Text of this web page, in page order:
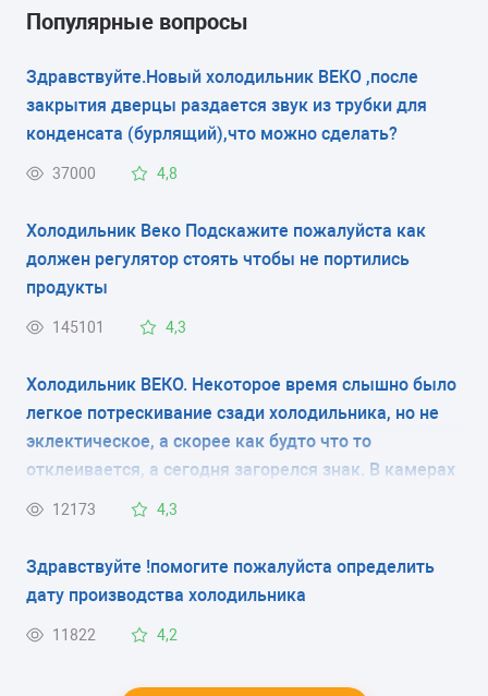
холодильник с морозильником
ТИП УПРАВЛЕНИЯ
электромеханическое
РАЗМЕРЫ (ШXГXВ)
70x68x177 см
-
РАЗМОРАЖИВАНИЕ МОРОЗИЛЬНОЙ КАМЕРЫ
No Frost
капельная система
ЭНЕРГОПОТРЕБЛЕНИЕ
Популярные вопросы
Здравствуйте.Новый холодильник ВЕКО ,после
закрытия дверцы раздается звук из трубки для
конденсата (бурлящий),что можно сделать?
37000 4,8
Холодильник Веко Подскажите пожалуйста как
должен регулятор стоять чтобы не портились
продукты
145101 4,3
Холодильник ВЕКО. Некоторое время слышно было
легкое потрескивание сзади холодильника, но не
эклектическое, а скорее как будто что то
отклеивается, а сегодня загорелся знак. В камерах
холодно, но температуру пока не измерял(нечем).
ошибку. И что делать если это не поможет?
12173 4,3
Здравствуйте !помогите пожалуйста определить
дату производства холодильника
11822 4,2